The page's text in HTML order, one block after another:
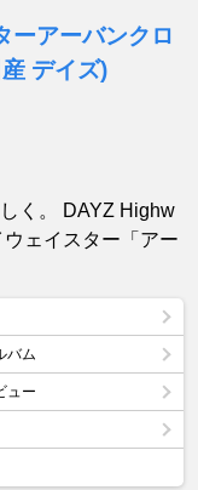
ーアーバンクロ
デイズ)
く。 DAYZ Highw
ェイスター「アー
バム
ュー